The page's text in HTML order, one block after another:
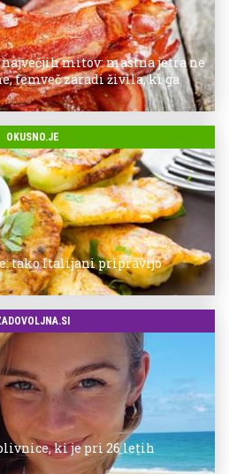
mitov: mastna jetra ne
temveč zaradi živila, ki ga
OKUSNO.JE
tako Italijani pripravijo
ki je pri 26 letih